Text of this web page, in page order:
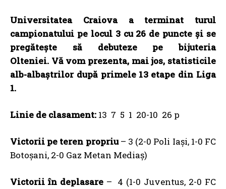
Universitatea Craiova a terminat turul
campionatului pe locul 3 cu 26 de puncte și se
pregătește să debuteze pe bijuteria
Olteniei. Vă vom prezenta, mai jos, statisticile
alb-albaștrilor după primele 13 etape din Liga
1.
Linie de clasament: 13 7 5 1 20-10 26 p
Victorii pe teren propriu– 3 (2-0 Poli Iași, 1-0 FC
Botoșani, 2-0 Gaz Metan Mediaș)
Victorii în deplasare– 4 (1-0 Juventus, 2-0 FC